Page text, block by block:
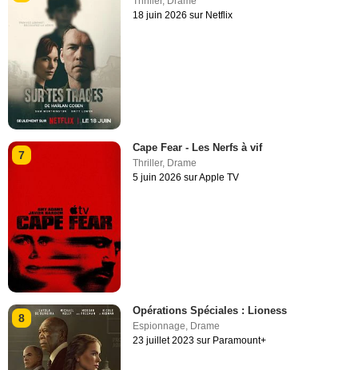
18 juin 2026 sur Netflix
7
Cape Fear - Les Nerfs à vif
Thriller, Drame
5 juin 2026 sur Apple TV
8
Opérations Spéciales : Lioness
Espionnage Drame
23 juillet 2023 sur Paramount+